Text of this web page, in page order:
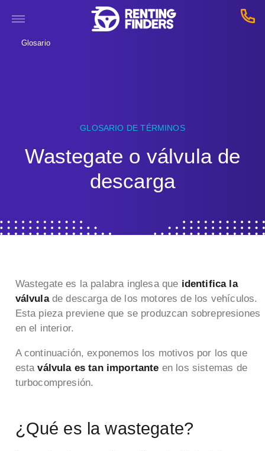
Glosario
GLOSARIO DE TÉRMINOS
Wastegate o válvula de
descarga
Wastegate es la palabra inglesa que identifica la
válvulade descarga de los motores de los vehículos.
Esta pieza previene que se produzcan sobrepresiones
en el interior.
A continuación, exponemos los motivos por los que
estaválvula es tan importante en los sistemas de
turbocompresión.
¿Qué es la wastegate?